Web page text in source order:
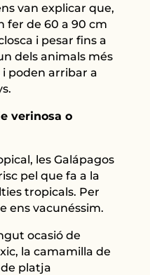
van explicar que,
fer de 60 a 90 cm
i pesar fins a
dels animals més
poden arribar a
verinosa o
les Galápagos
pel que fa a la
tropicals. Per
ens vacunéssim.
ocasió de
la camamilla de
platja